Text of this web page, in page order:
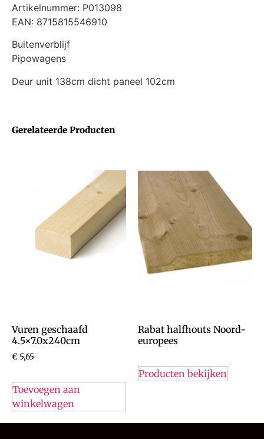
Gerelateerde Producten
Vuren geschaafd
4.5×7.0x240cm
€ 5,65
Toevoegen aan
winkelwagen
Rabat halfhouts Noord-
europees
Producten bekijken
Artikelnummer: P013098
EAN: 8715815546910
Buitenverblijf
Pipowagens
Deur unit 138cm dicht paneel 102cm